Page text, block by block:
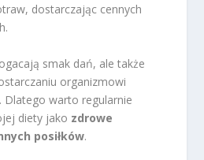
dostarczając cennych
smak dań, ale także
organizmowi
. Dlatego warto regularnie
diety jako zdrowe
posiłków.